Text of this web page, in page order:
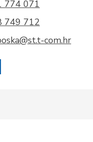
774 071
749 712
com.hr